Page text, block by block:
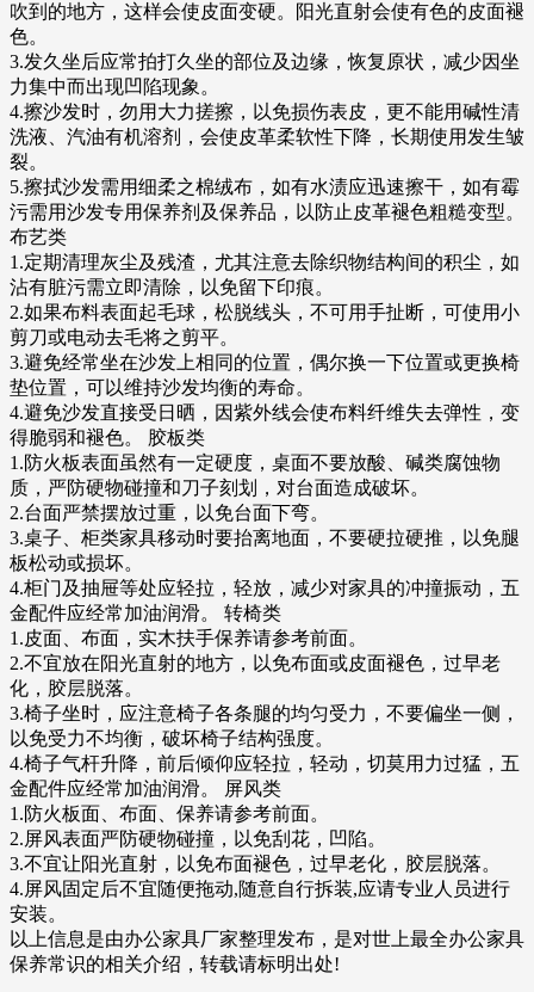
吹到的地方，这样会使皮面变硬。阳光直射会使有色的皮面褪
色。
3.发久坐后应常拍打久坐的部位及边缘，恢复原状，减少因坐
力集中而出现凹陷现象。
4.擦沙发时，勿用大力搓擦，以免损伤表皮，更不能用碱性清
洗液、汽油有机溶剂，会使皮革柔软性下降，长期使用发生皱
裂。
5.擦拭沙发需用细柔之棉绒布，如有水渍应迅速擦干，如有霉
污需用沙发专用保养剂及保养品，以防止皮革褪色粗糙变型。
布艺类
1.定期清理灰尘及残渣，尤其注意去除织物结构间的积尘，如
沾有脏污需立即清除，以免留下印痕。
2.如果布料表面起毛球，松脱线头，不可用手扯断，可使用小
剪刀或电动去毛将之剪平。
3.避免经常坐在沙发上相同的位置，偶尔换一下位置或更换椅
垫位置，可以维持沙发均衡的寿命。
4.避免沙发直接受日晒，因紫外线会使布料纤维失去弹性，变
得脆弱和褪色。 胶板类
1.防火板表面虽然有一定硬度，桌面不要放酸、碱类腐蚀物
质，严防硬物碰撞和刀子刻划，对台面造成破坏。
2.台面严禁摆放过重，以免台面下弯。
3.桌子、柜类家具移动时要抬离地面，不要硬拉硬推，以免腿
板松动或损坏。
4.柜门及抽屉等处应轻拉，轻放，减少对家具的冲撞振动，五
金配件应经常加油润滑。 转椅类
1.皮面、布面，实木扶手保养请参考前面。
2.不宜放在阳光直射的地方，以免布面或皮面褪色，过早老
化，胶层脱落。
3.椅子坐时，应注意椅子各条腿的均匀受力，不要偏坐一侧，
以免受力不均衡，破坏椅子结构强度。
4.椅子气杆升降，前后倾仰应轻拉，轻动，切莫用力过猛，五
金配件应经常加油润滑。 屏风类
1.防火板面、布面、保养请参考前面。
2.屏风表面严防硬物碰撞，以免刮花，凹陷。
3.不宜让阳光直射，以免布面褪色，过早老化，胶层脱落。
4.屏风固定后不宜随便拖动,随意自行拆装,应请专业人员进行
安装。
以上信息是由办公家具厂家整理发布，是对世上最全办公家具
保养常识的相关介绍，转载请标明出处!